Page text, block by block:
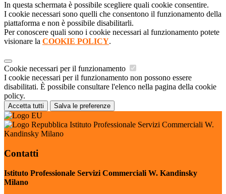
In questa schermata è possibile scegliere quali cookie consentire.
I cookie necessari sono quelli che consentono il funzionamento della
piattaforma e non è possibile disabilitarli.
Per conoscere quali sono i cookie necessari al funzionamento potete
visionare la COOKIE POLICY.
Cookie necessari per il funzionamento
I cookie necessari per il funzionamento non possono essere
disabilitati. È possibile consultare l'elenco nella pagina della cookie
policy.
Accetta tutti Salva le preferenze
Istituto Professionale Servizi Commerciali W.
Kandinsky Milano
Contatti
Istituto Professionale Servizi Commerciali W. Kandinsky
Milano